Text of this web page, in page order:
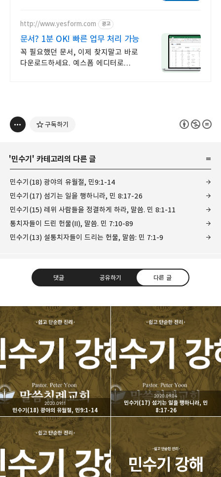
http://www.yesform.com 광고
문서? 1분 OK! 빠른 업무 처리 가능
꼭 필요했던 문서, 이제 찾지말고 바로
다운로드하세요. 예스폼 에디터로
구독하기
'민수기' 카테고리의 다른 글
민수기(18) 광야의 유월절, 민9:1-14
민수기(17) 섬기는 일을 행하니라, 민 8:17-26
민수기(15) 레위 사람들을 정결하게 하라, 말씀. 민 8:1-11
통치자들이 드린 헌물(II), 말씀. 민 7:10-89
민수기(13) 설통치자들이 드리는 헌물, 말씀: 민 7:1-9
댓글 공유하기 다른 글
Believing Bible Studies
믿음으로 말씀을 공부하는 성경 학교입니다.
구독하기
구독하기 카카오톡 라인 트위터
카카오스토리 밴드 네이버 블로그
민수기(18) 광야의 유월절, 민9:1-14
2020.09.11
민수기(17) 섬기는 일을 행하니라, 민
8:17-26
2020.09.04